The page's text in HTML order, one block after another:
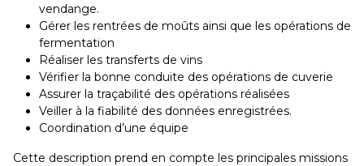
vendange.
Gérer les rentrées de moûts ainsi que les opérations de
fermentation
Réaliser les transferts de vins
Vérifier la bonne conduite des opérations de cuverie
Assurer la traçabilité des opérations réalisées
Veiller à la fiabilité des données enregistrées.
Coordination d’une équipe
Cette description prend en compte les principales missions